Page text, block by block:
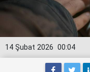
00:04
14 Şubat 2026